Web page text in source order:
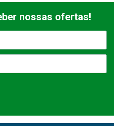
nossas ofertas!